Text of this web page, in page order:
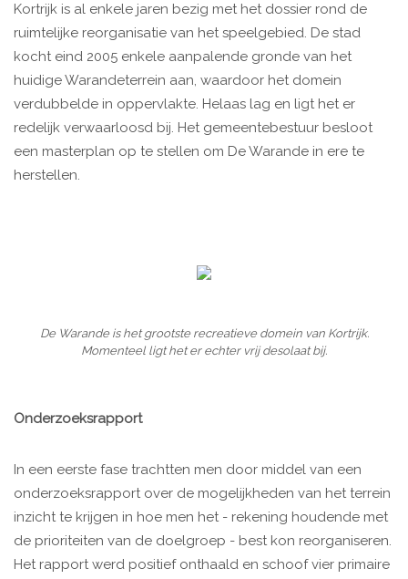
Kortrijk is al enkele jaren bezig met het dossier rond de
ruimtelijke reorganisatie van het speelgebied. De stad
kocht eind 2005 enkele aanpalende gronde van het
huidige Warandeterrein aan, waardoor het domein
verdubbelde in oppervlakte. Helaas lag en ligt het er
redelijk verwaarloosd bij. Het gemeentebestuur besloot
een masterplan op te stellen om De Warande in ere te
herstellen.
De Warande is het grootste recreatieve domein van Kortrijk.
Momenteel ligt het er echter vrij desolaat bij.
Onderzoeksrapport
In een eerste fase trachtten men door middel van een
onderzoeksrapport over de mogelijkheden van het terrein
inzicht te krijgen in hoe men het - rekening houdende met
de prioriteiten van de doelgroep - best kon reorganiseren.
Het rapport werd positief onthaald en schoof vier primaire